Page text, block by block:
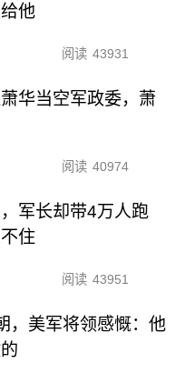
他
阅读 43931
华当空军政委，萧
阅读 40974
军长却带4万人跑
住
阅读 43951
，美军将领感慨：他